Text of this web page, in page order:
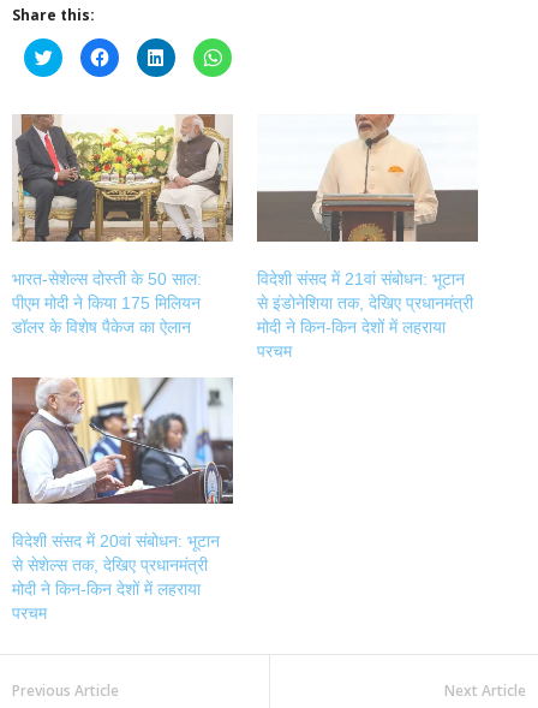
Share this:
Click
to
share
Twitter
(Opens
in
new
window)
Click
to
share
Facebook
(Opens
in
new
window)
Click
to
share
LinkedIn
(Opens
in
new
window)
Click
to
WhatsApp
in
new
window)
भारत-सेशेल्स दोस्ती के 50 साल:
पीएम मोदी ने किया 175 मिलियन
डॉलर के विशेष पैकेज का ऐलान
विदेशी संसद में 21वां संबोधन: भूटान
से इंडोनेशिया तक, देखिए प्रधानमंत्री
मोदी ने किन-किन देशों में लहराया
परचम
विदेशी संसद में 20वां संबोधन: भूटान
से सेशेल्स तक, देखिए प्रधानमंत्री
मोदी ने किन-किन देशों में लहराया
परचम
Previous Article Next Article